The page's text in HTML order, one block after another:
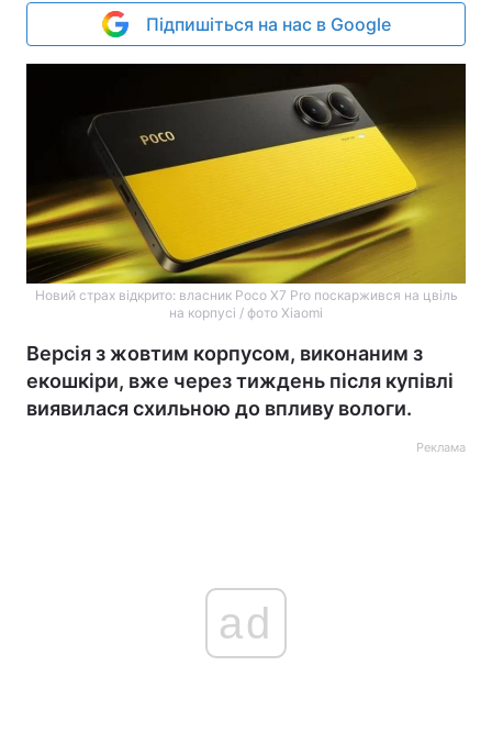
Підпишіться на нас в Google
Новий страх відкрито: власник Poco X7 Pro поскаржився на цвіль
на корпусі / фото Xiaomi
Версія з жовтим корпусом, виконаним з
екошкіри, вже через тиждень після купівлі
виявилася схильною до впливу вологи.
Реклама
ad